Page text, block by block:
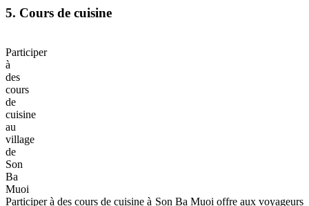
5. Cours de cuisine
Participer
à
des
cours
de
cuisine
au
village
de
Son
Ba
Muoi
Participer à des cours de cuisine à Son Ba Muoi offre aux voyageurs